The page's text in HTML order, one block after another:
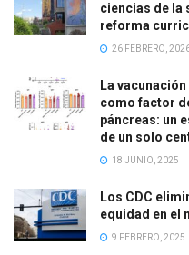
ciencias de la
reforma
26 FEBRERO,
La
como factor
páncreas: un
de un solo
18 JUNIO, 2025
Los CDC
equidad en el
9 FEBRERO, 2025